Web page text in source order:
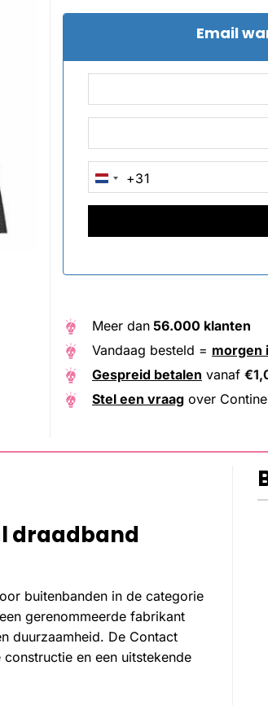
Email
NETHERLANDS
+31
+31
Meer dan 56.000 klanten
Vandaag besteld = morgen
Gespreid betalen vanaf €
Stel een vraag over
draadband
buitenbanden in de categorie
gerenommeerde fabrikant
duurzaamheid. De Contact
en een uitstekende